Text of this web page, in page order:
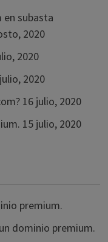
subasta
2020
2020
2020
16 julio, 2020
15 julio, 2020
premium.
dominio premium.